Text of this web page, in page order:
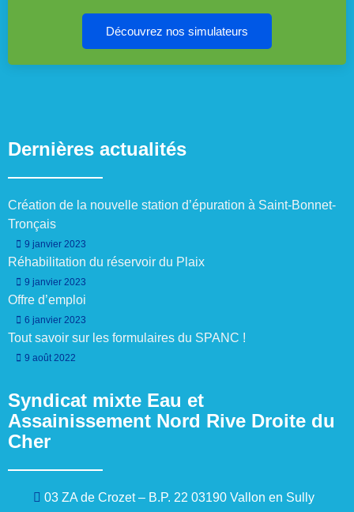
Découvrez nos simulateurs
Dernières actualités
Création de la nouvelle station d’épuration à Saint-Bonnet-
Tronçais
9 janvier 2023
Réhabilitation du réservoir du Plaix
9 janvier 2023
Offre d’emploi
6 janvier 2023
Tout savoir sur les formulaires du SPANC !
9 août 2022
Syndicat mixte Eau et
Assainissement Nord Rive Droite du
Cher
03 ZA de Crozet – B.P. 22 03190 Vallon en Sully